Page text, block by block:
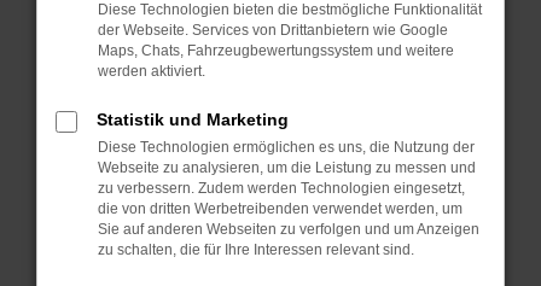
Starte dein Gerät neu.
Das kann manchmal helfen, vorübergehende
Probleme zu beheben.
Betriebssystem auf dem neuesten Stand
sind.
Veraltete Software birgt nicht nur ein
Sicherheitsrisiko, sondern kann auch dazu
führen, dass bestimmte Funktionen nicht mehr
unterstützt werden.
Diese Technologien bieten die bestmögliche Funktionalität
der Webseite. Services von Drittanbietern wie Google
Maps, Chats, Fahrzeugbewertungssystem und weitere
werden aktiviert.
Statistik und Marketing
Diese Technologien ermöglichen es uns, die Nutzung der
Webseite zu analysieren, um die Leistung zu messen und
zu verbessern. Zudem werden Technologien eingesetzt,
die von dritten Werbetreibenden verwendet werden, um
Sie auf anderen Webseiten zu verfolgen und um Anzeigen
zu schalten, die für Ihre Interessen relevant sind.